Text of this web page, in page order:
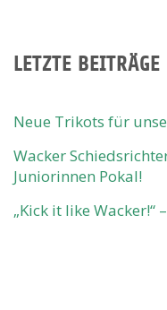
LETZTE BEITRÄGE
Neue Trikots für
Wacker
Juniorinnen Pokal!
„Kick it like Wacker!“